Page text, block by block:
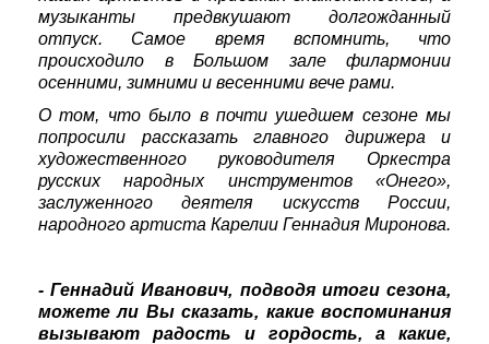
музыканты предвкушают долгожданный
отпуск. Самое время вспомнить, что
происходило в Большом зале филармонии
осенними, зимними и весенними вече рами.
О том, что было в почти ушедшем сезоне мы
попросили рассказать главного дирижера и
художественного руководителя Оркестра
русских народных инструментов «Онего»,
заслуженного деятеля искусств России,
народного артиста Карелии Геннадия Миронова.
- Геннадий Иванович, подводя итоги сезона,
можете ли Вы сказать, какие воспоминания
вызывают радость и гордость, а какие,